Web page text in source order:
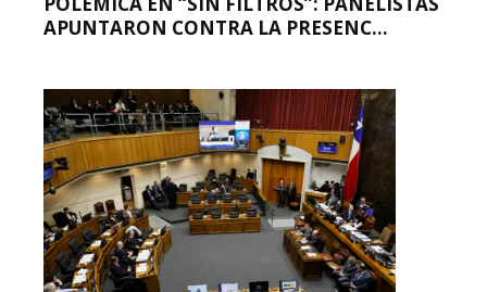
APUNTARON CONTRA LA PRESENC...